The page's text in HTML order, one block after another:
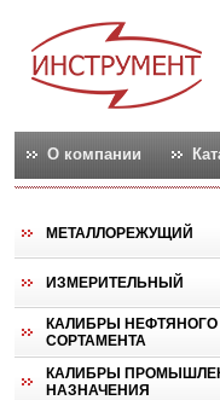
О компании
МЕТАЛЛОРЕЖУЩИЙ
ИЗМЕРИТЕЛЬНЫЙ
КАЛИБРЫ НЕФТЯНОГО
СОРТАМЕНТА
КАЛИБРЫ
НАЗНАЧЕНИЯ